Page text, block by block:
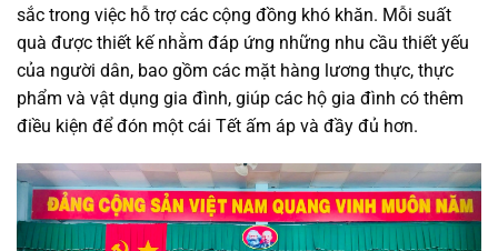
sắc trong việc hỗ trợ các cộng đồng khó khăn. Mỗi suất
quà được thiết kế nhằm đáp ứng những nhu cầu thiết yếu
của người dân, bao gồm các mặt hàng lương thực, thực
phẩm và vật dụng gia đình, giúp các hộ gia đình có thêm
điều kiện để đón một cái Tết ấm áp và đầy đủ hơn.